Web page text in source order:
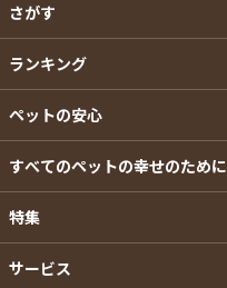
さがす
ランキング
ペットの安心
すべてのペットの幸せのために
特集
サービス